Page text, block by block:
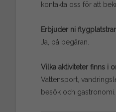
kontakta oss för att
Erbjuder ni
Ja, på begäran.
Vilka aktiviteter finns i
Vattensport,
besök och gastronomi.